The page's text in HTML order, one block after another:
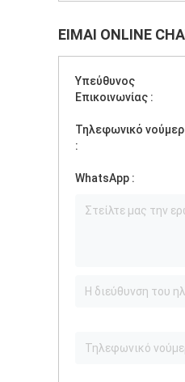
ΕΊΜΑΙ ONLINE
Υπεύθυνος
Επικοινωνίας :
Τηλεφωνικό
:
WhatsApp :